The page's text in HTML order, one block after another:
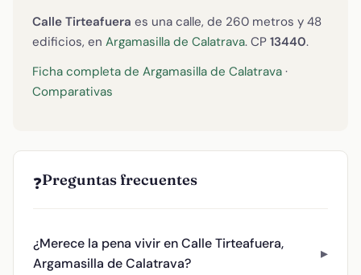
Calle Tirteafuera es una calle, de 260 metros y 48
edificios, en Argamasilla de Calatrava. CP 13440.
Ficha completa de Argamasilla de Calatrava ·
Comparativas
❓Preguntas frecuentes
¿Merece la pena vivir en Calle Tirteafuera,
Argamasilla de Calatrava?